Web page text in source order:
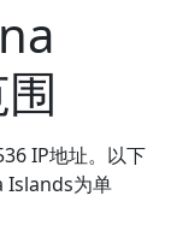
IP地址。以下
Islands为单